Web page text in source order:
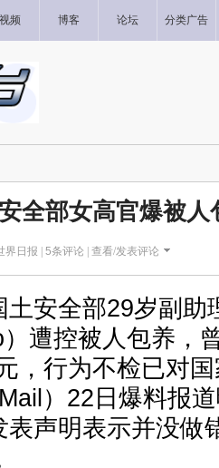
视频 博客 论坛 分类广告
全部女高官爆被人
界日报 | 5条评论 | 查看/发表评论
安全部29岁副助
遭控被人包养，
，行为不检已对
）22日爆料报
声明表示并没做